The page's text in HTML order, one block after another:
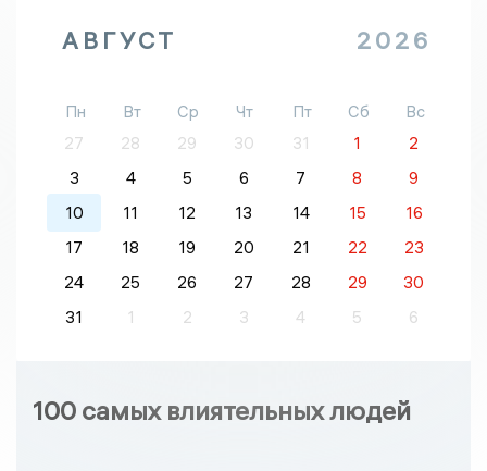
АВГУСТ 2026
Пн Вт Ср Чт Пт Сб
Вс
27
28 29 30 31 1
2
3
4 5 6 7 8
9
10
11 12 13 14 15
16
17
18 19 20 21 22
23
24
25 26 27 28 29
30
31
1 2 3 4 5 6
100 самых влиятельных людей